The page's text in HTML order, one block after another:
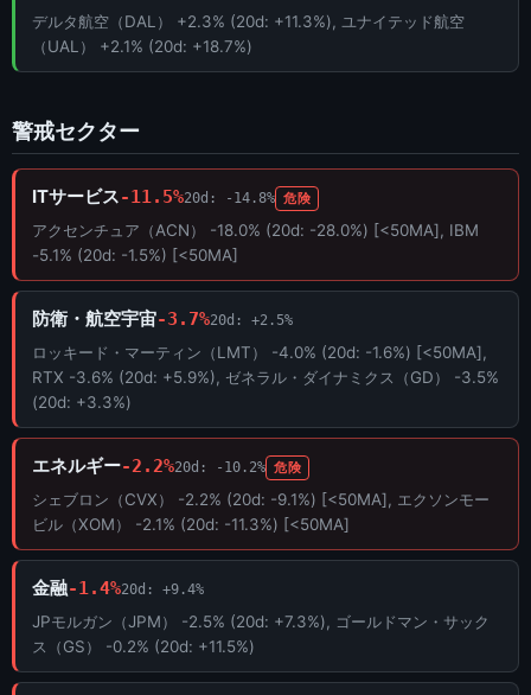
デルタ航空（DAL） +2.3% (20d: +11.3%), ユナイテッド航空
（UAL） +2.1% (20d: +18.7%)
警戒セクター
ITサービス-11.5%20d: -14.8% 危険
アクセンチュア（ACN） -18.0% (20d: -28.0%) [<50MA], IBM
-5.1% (20d: -1.5%) [<50MA]
防衛・航空宇宙-3.7%20d: +2.5%
ロッキード・マーティン（LMT） -4.0% (20d: -1.6%) [<50MA],
RTX -3.6% (20d: +5.9%), ゼネラル・ダイナミクス（GD） -3.5%
(20d: +3.3%)
エネルギー-2.2%20d: -10.2% 危険
シェブロン（CVX） -2.2% (20d: -9.1%) [<50MA], エクソンモー
ビル（XOM） -2.1% (20d: -11.3%) [<50MA]
金融-1.4%20d: +9.4%
JPモルガン（JPM） -2.5% (20d: +7.3%), ゴールドマン・サック
ス（GS） -0.2% (20d: +11.5%)